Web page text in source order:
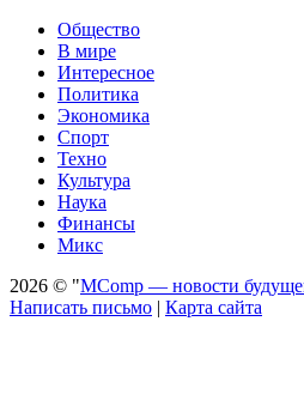
Общество
В мире
Интересное
Политика
Экономика
Спорт
Техно
Культура
Наука
Финансы
Микс
2026 © "MComp — новости
Написать письмо | Карта сайта